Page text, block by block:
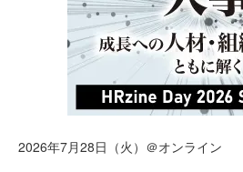
2026年7月28日（火）＠オンライン